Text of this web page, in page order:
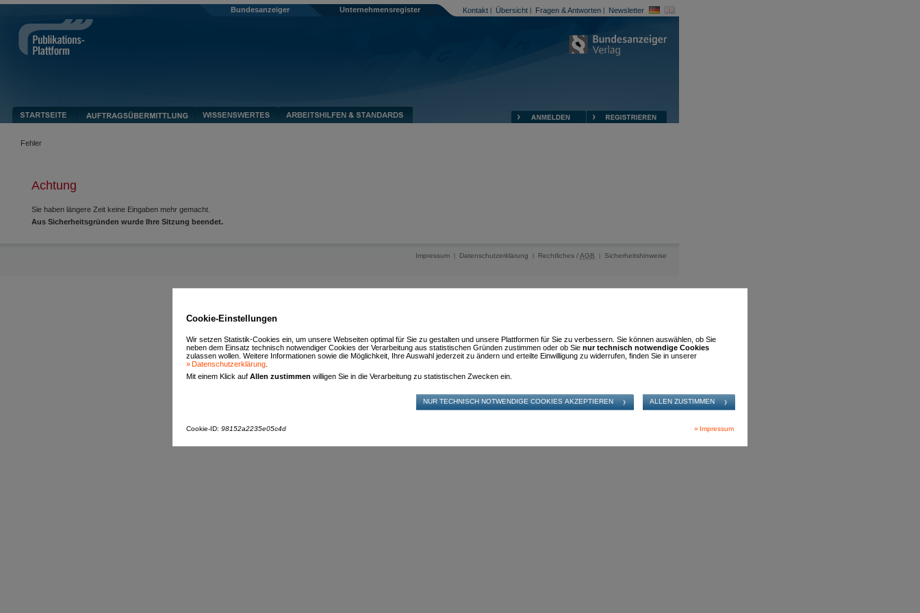
Kontakt Übersicht Fragen & Antworten Newsletter
Bundesanzeiger Unternehmensregister
Fehler
Achtung
Sie haben längere Zeit keine Eingaben mehr gemacht.
Aus Sicherheitsgründen wurde Ihre Sitzung beendet.
Impressum Datenschutzerklärung Rechtliches /AGB Sicherheitshinweise
Cookie-Einstellungen
Wir setzen Statistik-Cookies ein, um unsere Webseiten optimal für Sie zu gestalten und unsere Plattformen für Sie zu verbessern. Sie können auswählen, ob Sie
neben dem Einsatz technisch notwendiger Cookies der Verarbeitung aus statistischen Gründen zustimmen oder ob Sie nur technisch notwendige Cookies
zulassen wollen. Weitere Informationen sowie die Möglichkeit, Ihre Auswahl jederzeit zu ändern und erteilte Einwilligung zu widerrufen, finden Sie in unserer
Datenschutzerklärung
Mit einem Klick auf Allen zustimmen willigen Sie in die Verarbeitung zu statistischen Zwecken ein.
Cookie-ID: 98152a2235e05c4d Impressum